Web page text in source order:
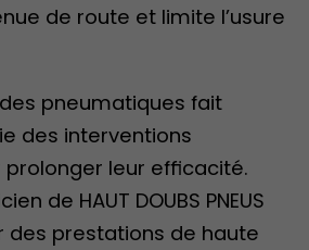
de route et limite l’usure
pneumatiques fait
des interventions
leur efficacité.
de HAUT DOUBS PNEUS
des prestations de haute